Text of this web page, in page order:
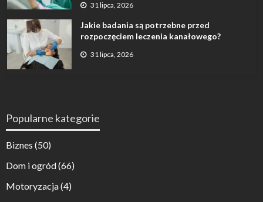
31 lipca, 2026
Jakie badania są potrzebne przed
rozpoczęciem leczenia kanałowego?
31 lipca, 2026
Popularne kategorie
Biznes (50)
Dom i ogród(66)
Motoryzacja(4)